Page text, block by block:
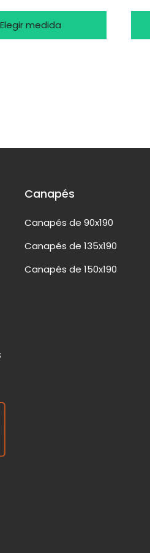
Elegir medida
Canapés
Canapés de 90x190
Canapés de 135x190
Canapés de 150x190